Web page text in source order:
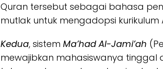
Quran tersebut sebagai bahasa
mutlak untuk mengadopsi kurikulum
Kedua, sistem Ma’had Al-Jami’ah
mewajibkan mahasiswanya tinggal